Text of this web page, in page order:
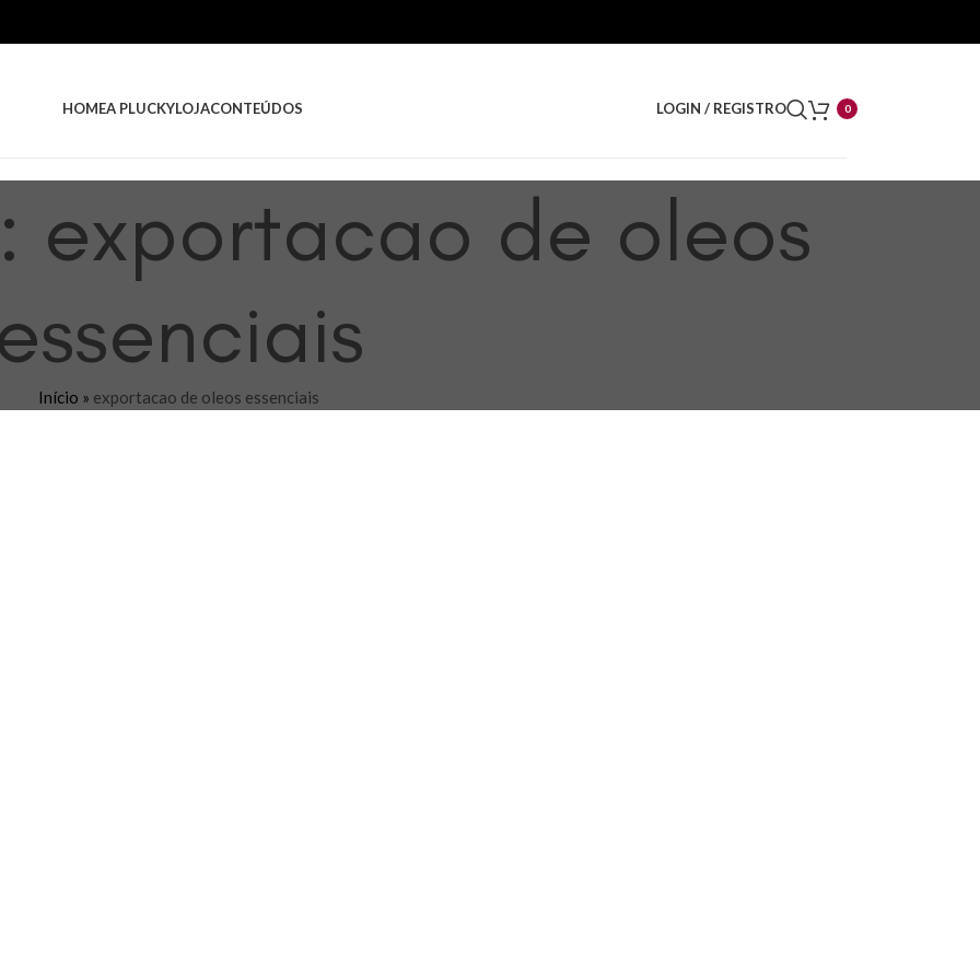
HOMEA PLUCKYLOJACONTEÚDOS LOGIN / REGISTRO 0
exportacao de oleos
Início » exportacao de oleos essenciais